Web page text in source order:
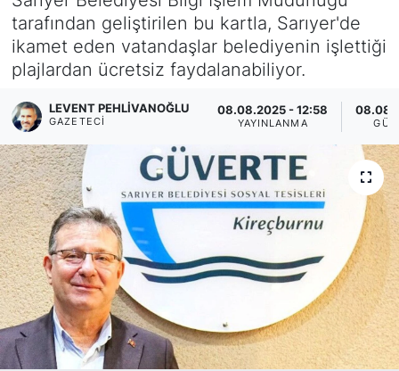
tarafından geliştirilen bu kartla, Sarıyer'de
ikamet eden vatandaşlar belediyenin işlettiği
plajlardan ücretsiz faydalanabiliyor.
LEVENT PEHLIVANOĞLU
GAZETECI
08.08.2025 - 12:58
YAYINLANMA
KÖŞE YAZILARI
KÖŞE YAZILARI (Arşiv)
KÜLTÜR SANAT
MAGAZİN
RÖPORTAJ
SAĞLIK
SARIYER HABERLERİ
SARIYER İMAR BARIŞI